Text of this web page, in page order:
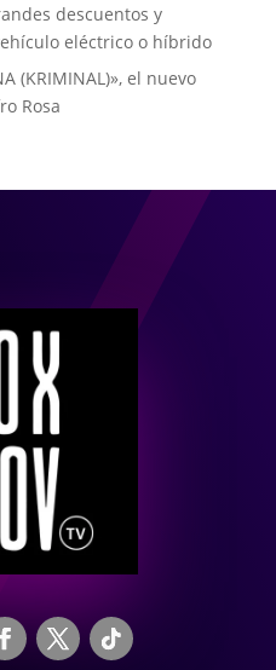
descuentos y
eléctrico o híbrido
(KRIMINAL)», el nuevo
Rosa